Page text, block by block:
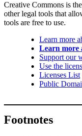
Creative Commons is
other legal tools that
tools are free to use.
Learn more
Learn more
Support our
Use the
Licenses List
Public
Footnotes